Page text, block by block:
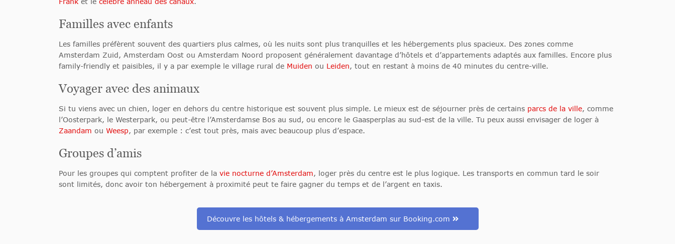
Familles avec enfants
Les familles préfèrent souvent des quartiers plus calmes, où les nuits sont plus tranquilles et les hébergements plus spacieux. Des zones comme
Amsterdam Zuid, Amsterdam Oost ou Amsterdam Noord proposent généralement davantage d’hôtels et d’appartements adaptés aux familles. Encore plus
family-friendly et paisibles, il y a par exemple le village rural de Muiden ou Leiden, tout en restant à moins de 40 minutes du centre-ville.
Voyager avec des animaux
Si tu viens avec un chien, loger en dehors du centre historique est souvent plus simple. Le mieux est de séjourner près de certains parcs de la ville, comme
l’Oosterpark, le Westerpark, ou peut-être l’Amsterdamse Bos au sud, ou encore le Gaasperplas au sud-est de la ville. Tu peux aussi envisager de loger à
Zaandam ou Weesp, par exemple : c’est tout près, mais avec beaucoup plus d’espace.
Groupes d’amis
Pour les groupes qui comptent profiter de la vie nocturne d’Amsterdam, loger près du centre est le plus logique. Les transports en commun tard le soir
sont limités, donc avoir ton hébergement à proximité peut te faire gagner du temps et de l’argent en taxis.
Découvre les hôtels & hébergements à Amsterdam sur Booking.com